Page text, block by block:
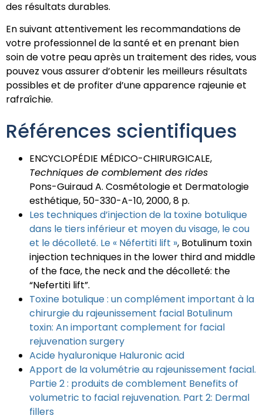
des résultats durables.
En suivant attentivement les recommandations de
votre professionnel de la santé et en prenant bien
soin de votre peau après un traitement des rides, vous
pouvez vous assurer d’obtenir les meilleurs résultats
possibles et de profiter d’une apparence rajeunie et
rafraîchie.
Références scientifiques
ENCYCLOPÉDIE MÉDICO-CHIRURGICALE,
Techniques de comblement des rides
Pons-Guiraud A. Cosmétologie et Dermatologie
esthétique, 50-330-A-10, 2000, 8 p.
Les techniques d’injection de la toxine botulique
dans le tiers inférieur et moyen du visage, le cou
et le décolleté. Le « Néfertiti lift », Botulinum toxin
injection techniques in the lower third and middle
of the face, the neck and the décolleté: the
“Nefertiti lift”.
Toxine botulique : un complément important à la
chirurgie du rajeunissement facial Botulinum
toxin: An important complement for facial
rejuvenation surgery
Acide hyaluronique Haluronic acid
Apport de la volumétrie au rajeunissement facial.
Partie 2 : produits de comblement Benefits of
volumetric to facial rejuvenation. Part 2: Dermal
fillers